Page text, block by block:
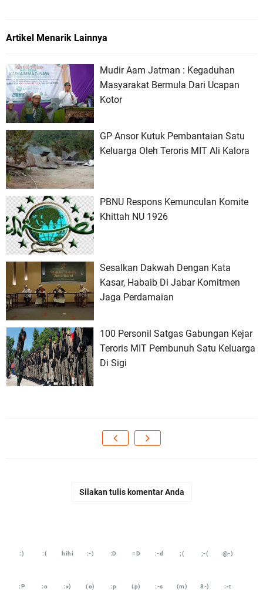
Artikel Menarik Lainnya
Mudir Aam Jatman : Kegaduhan
Masyarakat Bermula Dari Ucapan
Kotor
GP Ansor Kutuk Pembantaian Satu
Keluarga Oleh Teroris MIT Ali Kalora
PBNU Respons Kemunculan Komite
Khittah NU 1926
Sesalkan Dakwah Dengan Kata
Kasar, Habaib Di Jabar Komitmen
Jaga Perdamaian
100 Personil Satgas Gabungan Kejar
Teroris MIT Pembunuh Satu Keluarga
Di Sigi
Silakan tulis komentar Anda
:) :( hihi :-) :D =D :-d ;( ;-( @-)
:P :o :>) (o) :p (p) :-s (m) 8-) :-t